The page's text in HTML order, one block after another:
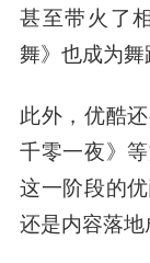
甚至带火了
舞》也成为舞
此外，优酷
千零一夜》
这一阶段的
还是内容落地